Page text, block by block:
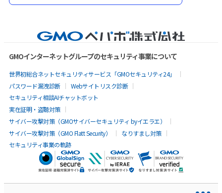
GMOインターネットグループのセキュリティ事業について
世界初総合ネットセキュリティサービス「GMOセキュリティ24」
パスワード漏洩診断
Webサイトリスク診断
セキュリティ相談AIチャットボット
実在証明・盗聴対策
サイバー攻撃対策（GMOサイバーセキュリティ byイエラエ）
サイバー攻撃対策（GMO Flatt Security）
なりすまし対策
セキュリティ事業の軌跡